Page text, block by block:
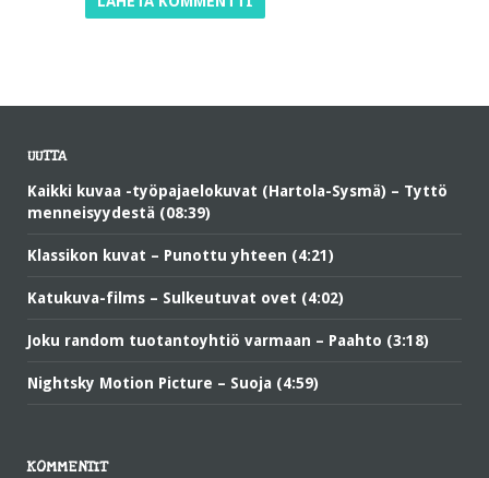
UUTTA
Kaikki kuvaa -työpajaelokuvat (Hartola-Sysmä) – Tyttö
menneisyydestä (08:39)
Klassikon kuvat – Punottu yhteen (4:21)
Katukuva-films – Sulkeutuvat ovet (4:02)
Joku random tuotantoyhtiö varmaan – Paahto (3:18)
Nightsky Motion Picture – Suoja (4:59)
KOMMENTIT